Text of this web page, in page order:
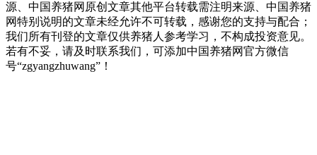
源、中国养猪网原创文章其他平台转载需注明来源、中国养猪
网特别说明的文章未经允许不可转载，感谢您的支持与配合；
我们所有刊登的文章仅供养猪人参考学习，不构成投资意见。
若有不妥，请及时联系我们，可添加中国养猪网官方微信
号“zgyangzhuwang”！